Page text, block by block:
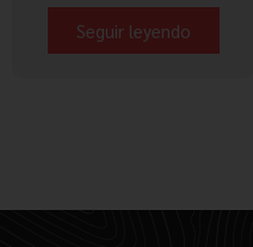
Seguir leyendo